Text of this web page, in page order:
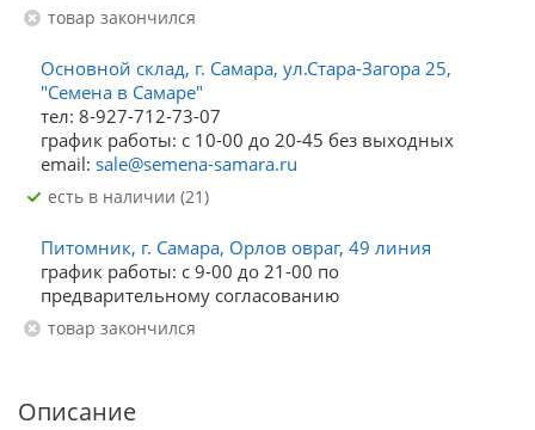
Товар закончился
Основной склад, г. Самара, ул.Стара-Загора 25,
"Семена в Самаре"
тел: 8-927-712-73-07
график работы: с 10-00 до 20-45 без выходных
email: sale@semena-samara.ru
Есть в наличии (21)
Питомник, г. Самара, Орлов овраг, 49 линия
график работы: с 9-00 до 21-00 по
предварительному согласованию
Товар закончился
Описание